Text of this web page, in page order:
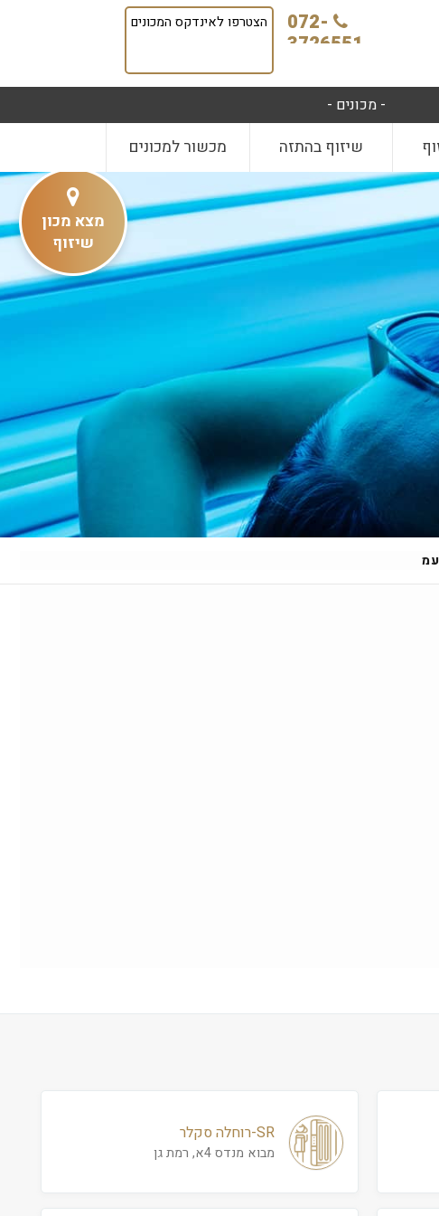
072-
3726551
הצטרפו לאינדקס המכונים
- מכונים -
שיזוף בהתזה מכשור למכונים
SR-רוחלה סקלר
מבוא מנדס 4א, רמת גן
מצא מכון
שיזוף